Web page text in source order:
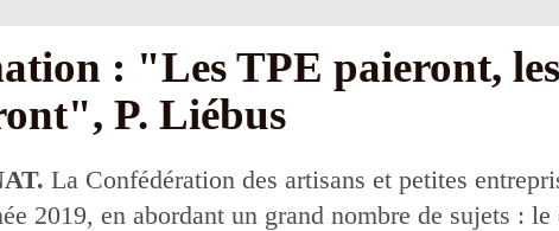
: "Les TPE paieront,
P. Liébus
La Confédération des artisans et petites
2019, en abordant un grand nombre de sujets :